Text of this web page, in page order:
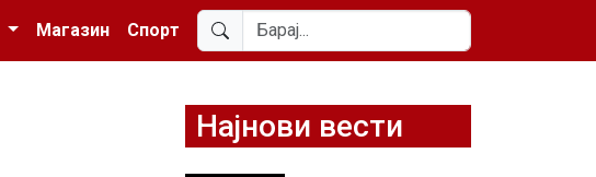
Магазин Спорт
Најнови вести